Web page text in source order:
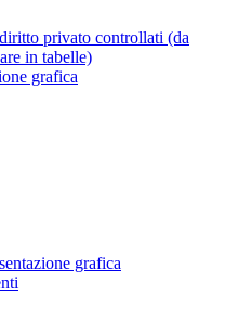
privato controllati (da
in tabelle)
grafica
grafica